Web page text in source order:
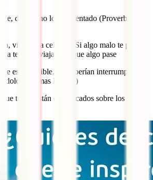
di, aún no lo he intentado (Proverbio
viaja para celebrar. Si algo malo te pasa,
te pasa, viaja para que algo pase
es imposible, no deberían interrumpir a
(Thomas Edison)
todos están equivocados sobre los otros